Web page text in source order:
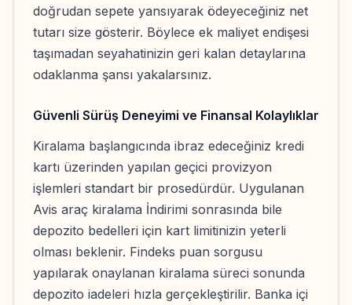
doğrudan sepete yansıyarak ödeyeceğiniz net
tutarı size gösterir. Böylece ek maliyet endişesi
taşımadan seyahatinizin geri kalan detaylarına
odaklanma şansı yakalarsınız.
Güvenli Sürüş Deneyimi ve Finansal Kolaylıklar
Kiralama başlangıcında ibraz edeceğiniz kredi
kartı üzerinden yapılan geçici provizyon
işlemleri standart bir prosedürdür. Uygulanan
Avis araç kiralama İndirimi sonrasında bile
depozito bedelleri için kart limitinizin yeterli
olması beklenir. Findeks puan sorgusu
yapılarak onaylanan kiralama süreci sonunda
depozito iadeleri hızla gerçekleştirilir. Banka içi